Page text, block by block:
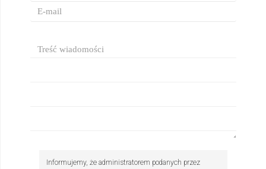
Informujemy, że administratorem podanych przez